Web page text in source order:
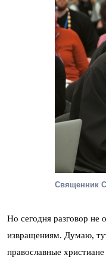
Священник
Но сегодня разговор не
извращениям. Думаю,
православные